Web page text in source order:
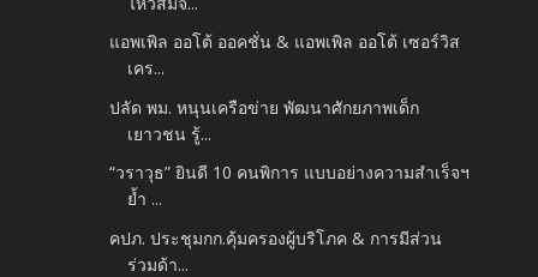
แอพเพิล ออโต้ ออคชั่น & แอพเพิล ออโต้ เซอร์วิส
เคร...
ปลัด พม. หนุนเครือข่าย พัฒนาศักยภาพเด็ก
เยาวชน รู้...
“วราวุธ” ยินดี 10 คนพิการ แบบอย่างความสำเร็จฯ
ย้ำ ...
คปภ. ประชุมกก.คุ้มครองผู้บริโภค & การมีส่วน
ร่วมด้า...